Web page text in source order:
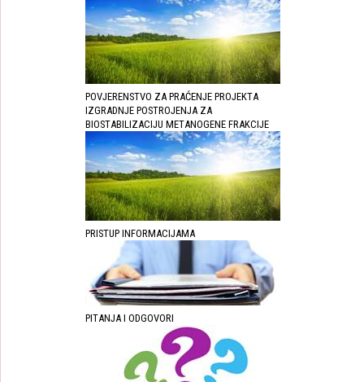
POVJERENSTVO ZA PRAĆENJE PROJEKTA
IZGRADNJE POSTROJENJA ZA
BIOSTABILIZACIJU METANOGENE FRAKCIJE
PRISTUP INFORMACIJAMA
PITANJA I ODGOVORI